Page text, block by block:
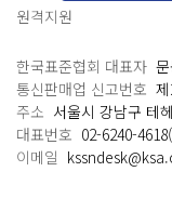
원격지원
한국표준협회 대표자
통신판매업 신고번호
주소 서울시 강남구 테
대표번호 02-6240-
이메일